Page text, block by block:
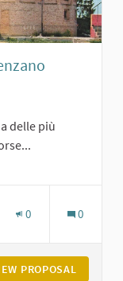
delle più
0 0
PROPOSAL